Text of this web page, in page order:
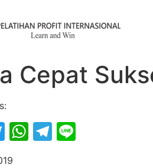
Cepat
Twitter
WhatsApp
Telegram